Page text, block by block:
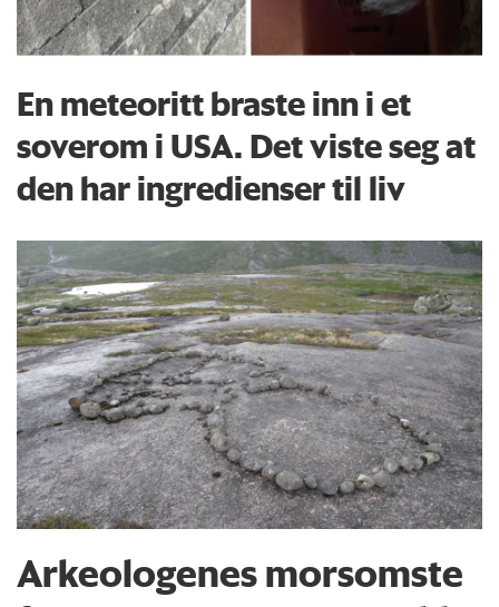
En meteoritt braste inn i et
soverom i USA. Det viste seg at
den har ingredienser til liv
Arkeologenes morsomste